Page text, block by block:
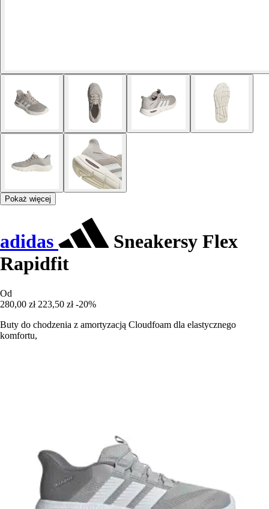
Pokaż więcej
adidas
Sneakersy Flex
Rapidfit
Od
280,00 zł 223,50 zł -20%
Buty do chodzenia z amortyzacją Cloudfoam dla elastycznego
komfortu,